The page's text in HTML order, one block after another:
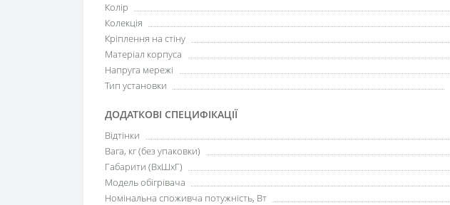
Колір
Колекція
Кріплення на стіну
Матеріал корпуса
Напруга мережі
Тип установки
ДОДАТКОВІ СПЕЦИФІКАЦІЇ
Відтінки
Вага, кг (без упаковки)
Габарити (ВхШхГ)
Модель обігрівача
Номінальна споживча потужність, Вт